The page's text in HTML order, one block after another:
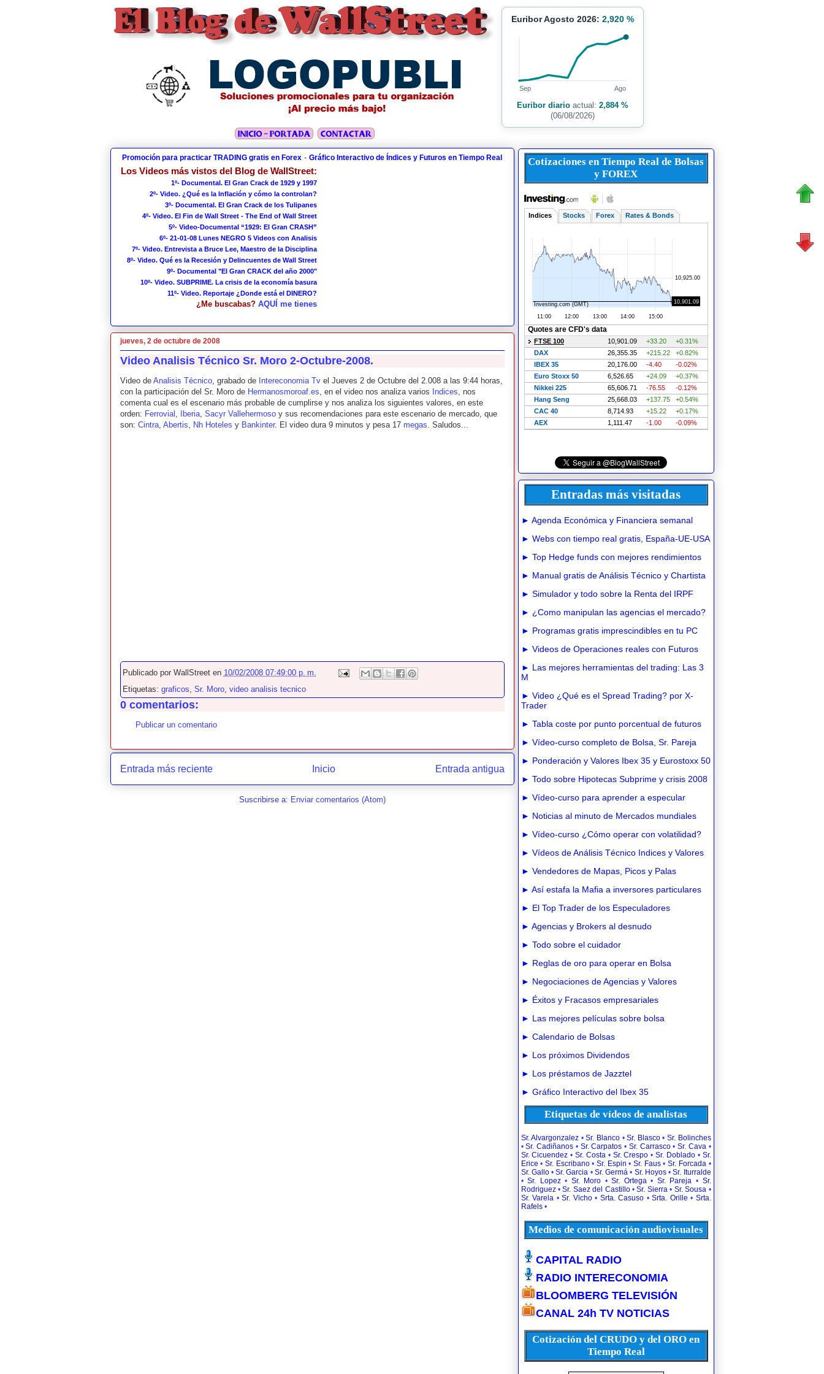
Euribor Agosto 2026: 2,920 %
Sep Ago
Euribor diarioactual: 2,884 %
(06/08/2026)
Promoción para practicar TRADING gratis en Forex - Gráfico Interactivo de Índices y Futuros en Tiempo Real
Los Videos más vistos del Blog de WallStreet:
1º- Documental. El Gran Crack de 1929 y 1997
2º- Video. ¿Qué es la Inflación y cómo la controlan?
3º- Documental. El Gran Crack de los Tulipanes
4º- Video. El Fin de Wall Street - The End of Wall Street
5º- Video-Documental “1929: El Gran CRASH”
6º- 21-01-08 Lunes NEGRO 5 Videos con Analisis
7º- Video. Entrevista a Bruce Lee, Maestro de la Disciplina
8º- Video. Qué es la Recesión y Delincuentes de Wall Street
9º- Documental "El Gran CRACK del año 2000"
10º- Video. SUBPRIME. La crisis de la economía basura
11º- Video. Reportaje ¿Donde está el DINERO?
¿Me buscabas? AQUÍ me tienes
jueves, 2 de octubre de 2008
Video Analisis Técnico Sr. Moro 2-Octubre-2008.
Video de Analisis Técnico, grabado de Intereconomia Tvel Jueves 2 de Octubre del 2.008 a las 9:44 horas,
con la participación del Sr. Moro de Hermanosmoroaf.es, en el video nos analiza varios Indices, nos
comenta cual es el escenario más probable de cumplirse y nos analiza los siguientes valores, en este
orden: Ferrovial , Iberia, Sacyr Vallehermosoy sus recomendaciones para este escenario de mercado, que
son: Cintra, Abertis, Nh Hoteles y Bankinter. El video dura 9 minutos y pesa 17 megas. Saludos...
Publicado por WallStreet en 10/02/2008 07:49:00 p. m.
Etiquetas: graficos, Sr. Moro, video analisis tecnico
0 comentarios:
Publicar un comentario
Entrada más reciente Entrada antigua
Inicio
Suscribirse a: Enviar comentarios (Atom)
Cotizaciones en Tiempo Real de Bolsas
y FOREX
Entradas más visitadas
► Agenda Económica y Financiera semanal
► Webs con tiempo real gratis, España-UE-USA
► Top Hedge funds con mejores rendimientos
► Manual gratis de Análisis Técnico y Chartista
► Simulador y todo sobre la Renta del IRPF
► ¿Como manipulan las agencias el mercado?
► Programas gratis imprescindibles en tu PC
► Videos de Operaciones reales con Futuros
► Las mejores herramientas del trading: Las 3
M
► Video ¿Qué es el Spread Trading? por X-
Trader
► Tabla coste por punto porcentual de futuros
► Vídeo-curso completo de Bolsa, Sr. Pareja
► Ponderación y Valores Ibex 35 y Eurostoxx 50
► Todo sobre Hipotecas Subprime y crisis 2008
► Vídeo-curso para aprender a especular
► Noticias al minuto de Mercados mundiales
► Vídeo-curso ¿Cómo operar con volatilidad?
► Vídeos de Análisis Técnico Indices y Valores
► Vendedores de Mapas, Picos y Palas
► Así estafa la Mafia a inversores particulares
► El Top Trader de los Especuladores
► Agencias y Brokers al desnudo
► Todo sobre el cuidador
► Reglas de oro para operar en Bolsa
► Negociaciones de Agencias y Valores
► Éxitos y Fracasos empresariales
► Las mejores películas sobre bolsa
► Calendario de Bolsas
► Los próximos Dividendos
► Los préstamos de Jazztel
► Gráfico Interactivo del Ibex 35
Etiquetas de vídeos de analistas
Sr. Alvargonzalez •Sr. Blanco•Sr. Blasco• Sr. Bolinches
•Sr. Cadiñanos • Sr. Carpatos • Sr. Carrasco• Sr. Cava•
Sr. Cicuendez •Sr. Costa• Sr. Crespo •Sr. Doblado• Sr.
Erice • Sr. Escribano• Sr. Espin •Sr. Faus•Sr. Forcada•
Sr. Gallo•Sr. Garcia • Sr. Germá • Sr. Hoyos•Sr. Iturralde
•Sr. Lopez• Sr. Moro •Sr. Ortega• Sr. Pareja • Sr.
Rodriguez•Sr. Saez del Castillo•Sr. Sierra• Sr. Sousa •
Sr. Varela • Sr. Vicho• Srta. Casuso • Srta. Orille • Srta.
Rafels•
Medios de comunicación audiovisuales
CAPITAL RADIO
RADIO INTERECONOMIA
BLOOMBERG TELEVISIÓN
CANAL 24h TV NOTICIAS
Cotización del CRUDO y del ORO en
Tiempo Real